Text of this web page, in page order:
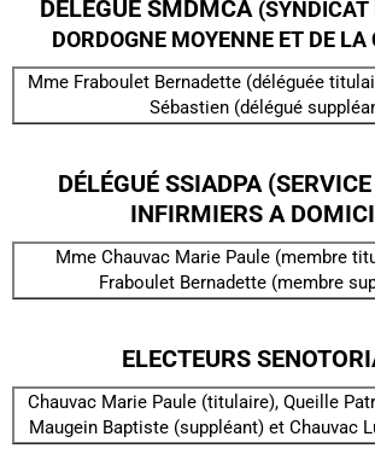
DÉLÉGUÉ SMDMCA
DORDOGNE MOYENNE ET DE LA
Mme Fraboulet Bernadette (déléguée
Sébastien (délégué
DÉLÉGUÉ SSIADPA
INFIRMIERS A
Mme Chauvac Marie Paule (membre
Fraboulet Bernadette (membre
ELECTEURS
Chauvac Marie Paule (titulaire), Queille
Maugein Baptiste (suppléant) et Chauvac